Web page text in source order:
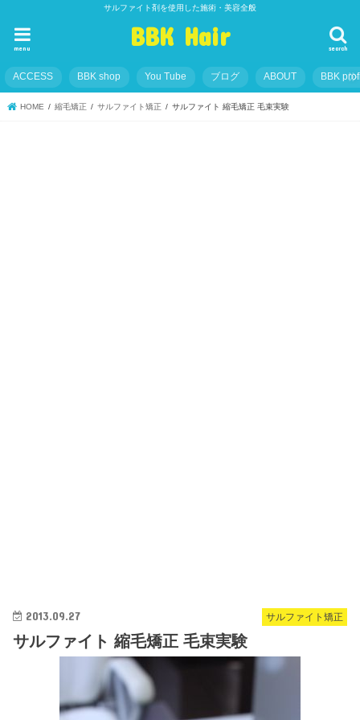
サルファイト剤を使用した施術・美容全般
BBK Hair search
menu
ACCESS BBK shop You Tube ブログ ABOUT BBK
HOME 縮毛矯正 サルファイト矯正 サルファイト 縮毛矯正 毛束実験
サルファイト矯正
2013.09.27
サルファイト 縮毛矯正 毛束実験